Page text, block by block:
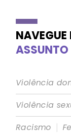
NAVEGUE
ASSUNTO
Violência
Violência
Racismo |